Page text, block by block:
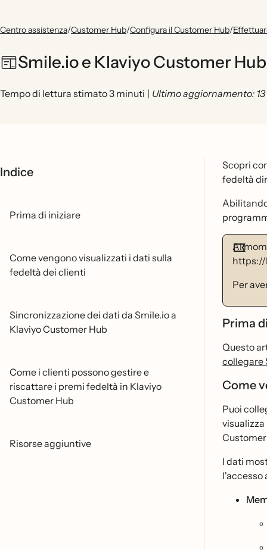
Centro assistenza/Customer Hub/Configura il Customer Hub/
Smile.io e Klaviyo Customer
Tempo di lettura stimato 3 minuti | Ultimo aggiornamento:
Indice
Prima di iniziare
Come vengono visualizzati i dati sulla
fedeltà dei clienti
Sincronizzazione dei dati da Smile.io a
Klaviyo Customer Hub
Come i clienti possono gestire e
riscattare i premi fedeltà in Klaviyo
Customer Hub
Risorse aggiuntive
Scopri
fedeltà
Al
https://
Per
Prima
Questo
collegare
Come
Puoi
Customer
I dati
l'accesso